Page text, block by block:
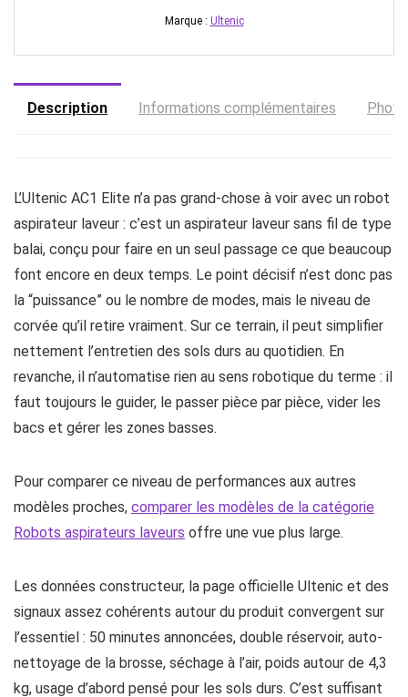
Marque : Ultenic
Description Informations complémentaires
L’Ultenic AC1 Elite n’a pas grand-chose à voir avec un robot
aspirateur laveur : c’est un aspirateur laveur sans fil de type
balai, conçu pour faire en un seul passage ce que beaucoup
font encore en deux temps. Le point décisif n’est donc pas
la “puissance” ou le nombre de modes, mais le niveau de
corvée qu’il retire vraiment. Sur ce terrain, il peut simplifier
nettement l’entretien des sols durs au quotidien. En
revanche, il n’automatise rien au sens robotique du terme : il
faut toujours le guider, le passer pièce par pièce, vider les
bacs et gérer les zones basses.
Pour comparer ce niveau de performances aux autres
modèles proches, comparer les modèles de la catégorie
Robots aspirateurs laveurs offre une vue plus large.
Les données constructeur, la page officielle Ultenic et des
signaux assez cohérents autour du produit convergent sur
l’essentiel : 50 minutes annoncées, double réservoir, auto-
nettoyage de la brosse, séchage à l’air, poids autour de 4,3
kg, usage d’abord pensé pour les sols durs. C’est suffisant